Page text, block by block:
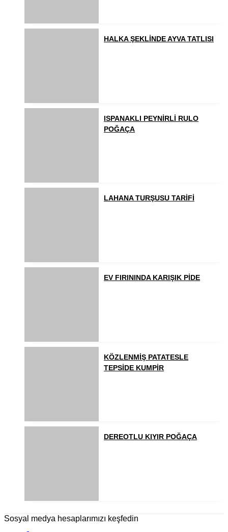
HALKA ŞEKLİNDE AYVA TATLISI
ISPANAKLI PEYNİRLİ RULO
POĞAÇA
LAHANA TURŞUSU TARİFİ
EV FIRININDA KARIŞIK PİDE
KÖZLENMİŞ PATATESLE
TEPSİDE KUMPİR
DEREOTLU KIYIR POĞAÇA
Sosyal medya hesaplarımızı keşfedin